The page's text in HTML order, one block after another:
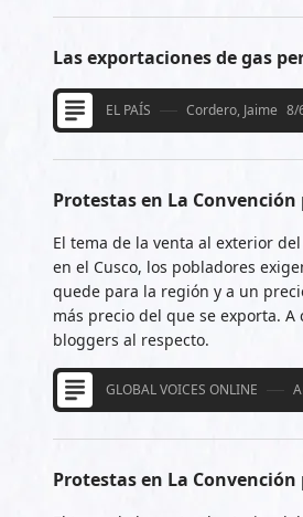
Las exportaciones de gas
EL PAÍS Cordero, Jaime 8/
Protestas en La Convención
El tema de la venta al exterior
en el Cusco, los pobladores
quede para la región y a un
más precio del que se exporta.
bloggers al respecto.
GLOBAL VOICES ONLINE
Protestas en La Convención